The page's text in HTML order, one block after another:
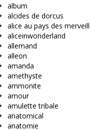
album
alcides de dorcus
alice au pays des
aliceinwonderland
allemand
alleon
amanda
amethyste
ammonite
amour
amulette tribale
anatomical
anatomie